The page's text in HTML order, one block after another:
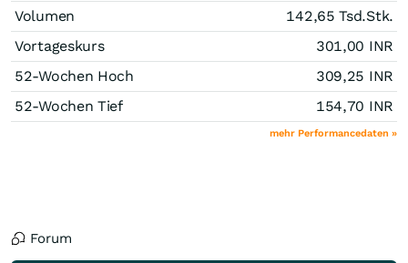
Volumen
142,65 Tsd.Stk.
Vortageskurs
301,00 INR
52-Wochen Hoch
309,25 INR
52-Wochen Tief
154,70 INR
mehr Performancedaten »
Forum